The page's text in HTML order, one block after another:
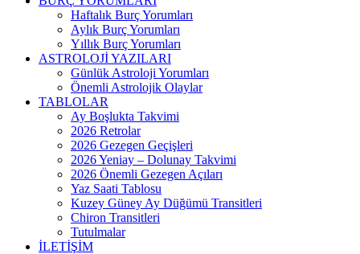
Haftalık Burç Yorumları
Aylık Burç Yorumları
Yıllık Burç Yorumları
ASTROLOJİ YAZILARI
Günlük Astroloji Yorumları
Önemli Astrolojik Olaylar
TABLOLAR
Ay Boşlukta Takvimi
2026 Retrolar
2026 Gezegen Geçişleri
2026 Yeniay – Dolunay Takvimi
2026 Önemli Gezegen Açıları
Yaz Saati Tablosu
Kuzey Güney Ay Düğümü Transitleri
Chiron Transitleri
Tutulmalar
İLETİŞİM